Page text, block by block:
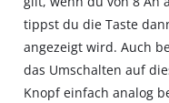
tippst du die Taste
angezeigt wird. Auch
das Umschalten auf
Knopf einfach analog